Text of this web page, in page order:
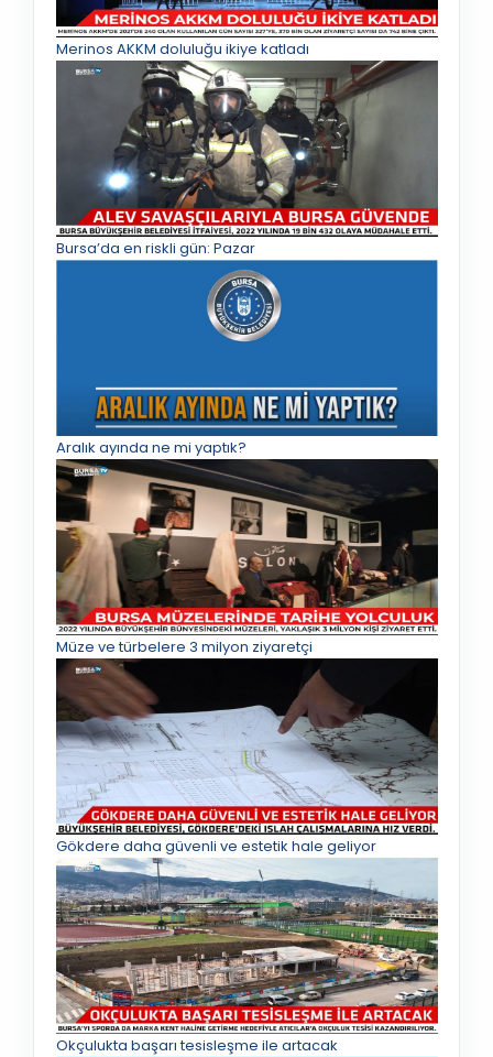
Merinos AKKM doluluğu ikiye katladı
Bursa’da en riskli gün: Pazar
Aralık ayında ne mi yaptık?
Müze ve türbelere 3 milyon ziyaretçi
Gökdere daha güvenli ve estetik hale geliyor
Okçulukta başarı tesisleşme ile artacak